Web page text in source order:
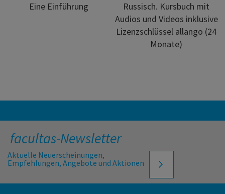
Eine Einführung
Russisch. Kursbuch mit
Audios und Videos inklusive
Lizenzschlüssel allango (24
Monate)
facultas-Newsletter
Aktuelle Neuerscheinungen,
Empfehlungen, Angebote und Aktionen